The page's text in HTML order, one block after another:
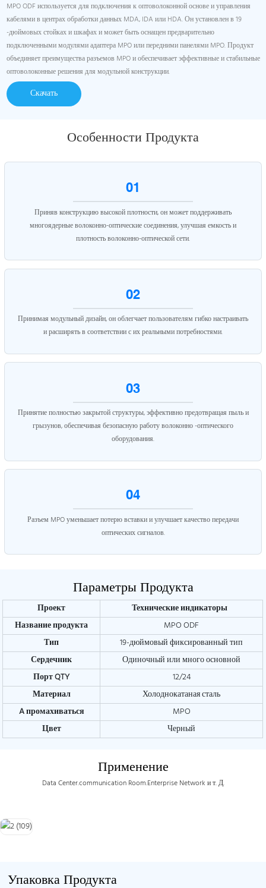
MPO ODF используется для подключения к оптоволоконной основе и управления
кабелями в центрах обработки данных MDA, IDA или HDA. Он установлен в 19
-дюймовых стойках и шкафах и может быть оснащен предварительно
подключенными модулями адаптера MPO или передними панелями MPO. Продукт
объединяет преимущества разъемов MPO и обеспечивает эффективные и стабильные
оптоволоконные решения для модульной конструкции.
Скачать
Особенности Продукта
01
Приняв конструкцию высокой плотности, он может поддерживать
многоядерные волоконно-оптические соединения, улучшая емкость и
плотность волоконно-оптической сети.
02
Принимая модульный дизайн, он облегчает пользователям гибко настраивать
и расширять в соответствии с их реальными потребностями.
03
Принятие полностью закрытой структуры, эффективно предотвращая пыль и
грызунов, обеспечивая безопасную работу волоконно -оптического
оборудования.
04
Разъем MPO уменьшает потерю вставки и улучшает качество передачи
оптических сигналов.
Параметры Продукта
Проект
Технические индикаторы
Название продукта
MPO ODF
Тип
19-дюймовый фиксированный тип
Сердечник
Одиночный или много основной
Порт QTY
12/24
Материал
Холоднокатаная сталь
Aпромахиваться
MPO
Цвет
Черный
Применение
Data Center.communication Room.Enterprise Network и т. Д.
Упаковка Продукта